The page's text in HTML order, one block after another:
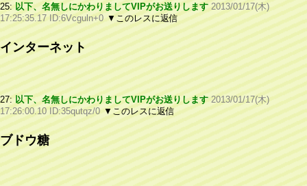
25: 以下、名無しにかわりましてVIPがお送りします 2013/01/17(木)
17:25:35.17 ID:6Vcguln+0 ▼このレスに返信
インターネット
27: 以下、名無しにかわりましてVIPがお送りします 2013/01/17(木)
17:26:00.10 ID:35qutqz/0 ▼このレスに返信
ブドウ糖